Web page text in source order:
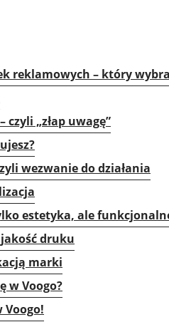
reklamowych – który
czyli „złap uwagę”
wezwanie do działania
estetyka, ale
druku
marki
w Voogo?